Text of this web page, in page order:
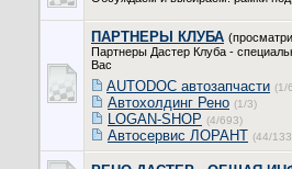
ПАРТНЕРЫ КЛУБА
Партнеры Дастер Клуба -
Вас
AUTODOC автозапчасти (1/
Автохолдинг Рено (1/3)
LOGAN-SHOP (4/693)
Автосервис ЛОРАНТ (44/